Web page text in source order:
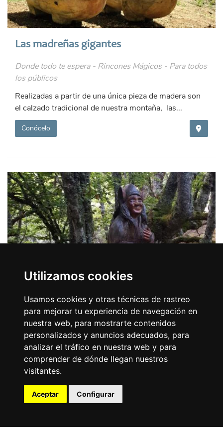
Utilizamos cookies
Usamos cookies y otras técnicas de rastreo
para mejorar tu experiencia de navegación en
nuestra web, para mostrarte contenidos
personalizados y anuncios adecuados, para
analizar el tráfico en nuestra web y para
comprender de dónde llegan nuestros
visitantes.
Aceptar Configurar
Las madreñas gigantes
Donde todo te espera - Rincones Mágicos - Para todos
los públicos
Realizadas a partir de una única pieza de madera son
el calzado tradicional de nuestra montaña, las...
Conócelo
Senda mitológica
Donde todo te espera - Rincones Mágicos - Para todos
los públicos
En la Montaña de Riaño, el paisaje no solo se recorre:
también se escucha. Entre valles glaciares, bosques y
pueblos...